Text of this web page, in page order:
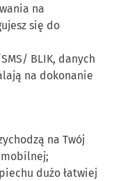
na
się do
BLIK, danych
na dokonanie
na Twój
dużo łatwiej